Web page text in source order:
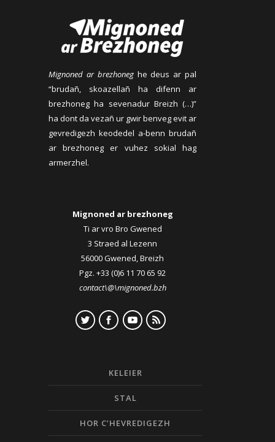
Mignoned ar brezhoneghe deus ar pal
“brudañ, skoazellañ ha difenn ar
brezhoneg ha sevenadur Breizh (…)”
ha dont da vezañ ur gwir benveg evit ar
gevredigezh keodedel a-benn brudañ
ar brezhoneg er vuhez sokial hag
armerzhel.
Mignoned ar brezhoneg
Ti ar vro Bro Gwened
3 Straed al Lezenn
56000 Gwened, Breizh
Pgz. +33 (0)6 11 70 65 92
contact\@\mignoned.bzh
KELEIER
STAL
HOR C’HEVREDIGEZH